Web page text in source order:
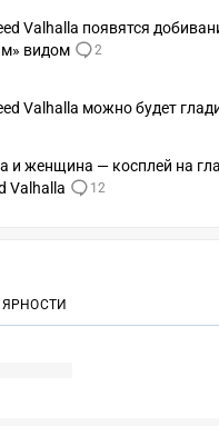
Valhalla появятся
видом
2
Valhalla можно будет
и женщина — косплей на
Valhalla
12